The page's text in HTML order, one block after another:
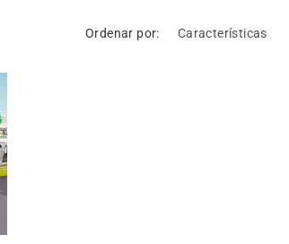
Ordenar por: